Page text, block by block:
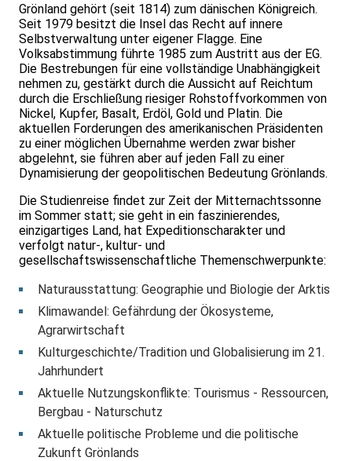
Grönland gehört (seit 1814) zum däni­schen König­reich.
Seit 1979 besitzt die Insel das Recht auf innere
Selbst­ver­wal­tung unter eigener Flagge. Eine
Volks­ab­stimmung führte 1985 zum Austritt aus der EG.
Die Be­stre­bun­gen für eine voll­stän­dige Un­ab­hängig­keit
nehmen zu, ge­stärkt durch die Aus­sicht auf Reich­tum
durch die Er­schließung riesiger Roh­stoff­vor­kommen von
Nickel, Kupfer, Basalt, Erdöl, Gold und Platin. Die
aktu­ellen Forde­rungen des ameri­ka­ni­schen Prä­si­den­ten
zu einer mög­lichen Über­nahme werden zwar bisher
ab­ge­lehnt, sie führen aber auf jeden Fall zu einer
Dyna­mi­sie­rung der geo­poli­tischen Be­deutung Grön­lands.
Die Studienreise findet zur Zeit der Mitter­nachts­sonne
im Sommer statt; sie geht in ein faszinierendes,
einzig­artiges Land, hat Expe­ditions­charakter und
ver­folgt natur-, kultur- und
gesell­schafts­wissen­schaft­liche Themen­schwer­punkte:
Naturausstattung: Geographie und Biologie der Arktis
Klimawandel: Gefährdung der Ökosysteme,
Agrarwirtschaft
Kulturgeschichte/Tradition und Globalisierung im 21.
Jahrhundert
Aktuelle Nutzungskonflikte: Tourismus - Ressourcen,
Bergbau - Naturschutz
Aktuelle politische Probleme und die politische
Zukunft Grönlands